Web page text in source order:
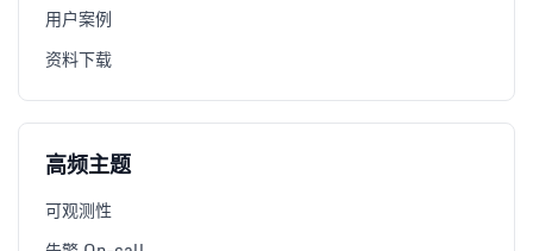
用户案例
资料下载
高频主题
可观测性